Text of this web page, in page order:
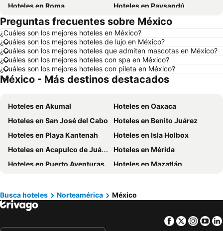
Hoteles en Roma
Hoteles en Paysandú
Hoteles en San Carlos de Bariloche
Hoteles en Chuy
Hoteles en Maceió
Hoteles en Conil de la Frontera
Hoteles en Ámsterdam
Hoteles en Foz de Iguazú
Hoteles en Maragogi
Hoteles en Punta del Diablo
Hoteles en Brasil
Hoteles en Maldonado
Hoteles en Argentina
Hoteles en Mallorca
Hoteles en Rocha
Hoteles en España
Hoteles en Asturias
Hoteles en Asunción
Hoteles en Salto
Hoteles en Isla Samana
Hoteles en Bahamas
Hoteles en República Dominicana
Hoteles en Lanzarote
Hoteles en Alaska
Hoteles en Curazao
Preguntas frecuentes sobre México
¿Cuáles son los mejores hoteles en México?
¿Cuáles son los mejores hoteles de lujo en México?
¿Cuáles son los mejores hoteles que admiten mascotas en México?
¿Cuáles son los mejores hoteles con spa en México?
¿Cuáles son los mejores hoteles con pileta en México?
México - Más destinos destacados
Hoteles en Akumal
Hoteles en Oaxaca
Hoteles en San José del Cabo
Hoteles en Benito Juárez
Hoteles en Playa Kantenah
Hoteles en Isla Holbox
Hoteles en Acapulco de Juárez
Hoteles en Mérida
Hoteles en Puerto Aventuras
Hoteles en Mazatlán
Hoteles en Nuevo Vallarta
Hoteles en Zipolite
Hoteles en San Miguel de Allende
Hoteles en Campeche
Busca hoteles Norteamérica México
Facebook
Twitter